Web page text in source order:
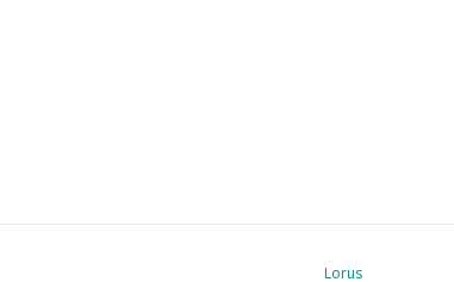
Lorus